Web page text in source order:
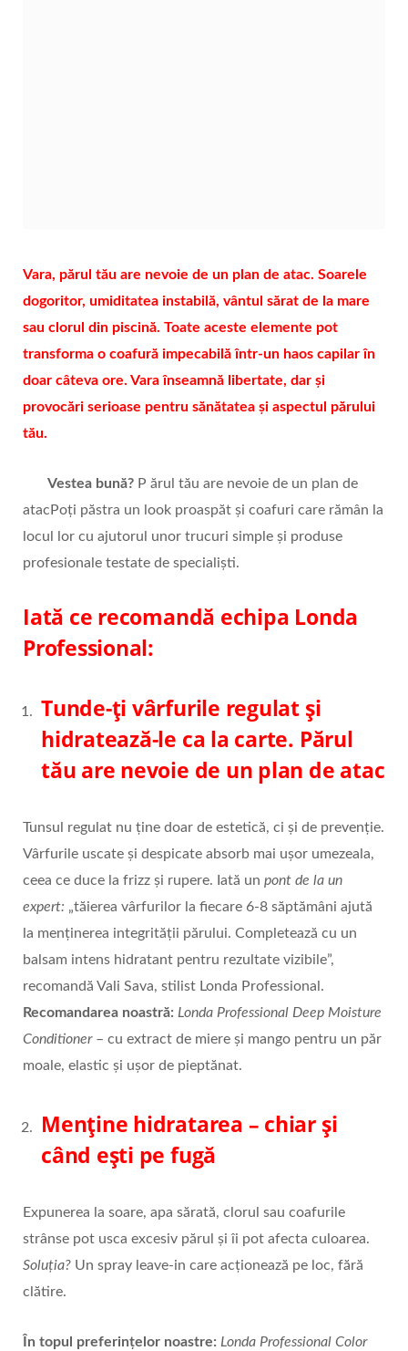
Vara, părul tău are nevoie de un plan de atac. Soarele
dogoritor, umiditatea instabilă, vântul sărat de la mare
sau clorul din piscină. Toate aceste elemente pot
transforma o coafură impecabilă într-un haos capilar în
doar câteva ore. Vara înseamnă libertate, dar și
provocări serioase pentru sănătatea și aspectul părului
tău.
Vestea bună? P ărul tău are nevoie de un plan de
atacPoți păstra un look proaspăt și coafuri care rămân la
locul lor cu ajutorul unor trucuri simple și produse
profesionale testate de specialiști.
Iată ce recomandă echipa Londa
Professional:
Tunde-ți vârfurile regulat și
hidratează-le ca la carte. Părul
tău are nevoie de un plan de atac
Tunsul regulat nu ține doar de estetică, ci și de prevenție.
Vârfurile uscate și despicate absorb mai ușor umezeala,
ceea ce duce la frizz și rupere. Iată un pont de la un
expert: „tăierea vârfurilor la fiecare 6-8 săptămâni ajută
la menținerea integrității părului. Completează cu un
balsam intens hidratant pentru rezultate vizibile”,
recomandă Vali Sava, stilist Londa Professional.
Recomandarea noastră: Londa Professional Deep Moisture
Conditioner– cu extract de miere și mango pentru un păr
moale, elastic și ușor de pieptănat.
Menține hidratarea – chiar și
când ești pe fugă
Expunerea la soare, apa sărată, clorul sau coafurile
strânse pot usca excesiv părul și îi pot afecta culoarea.
Soluția? Un spray leave-in care acționează pe loc, fără
clătire.
În topul preferințelor noastre: Londa Professional Color